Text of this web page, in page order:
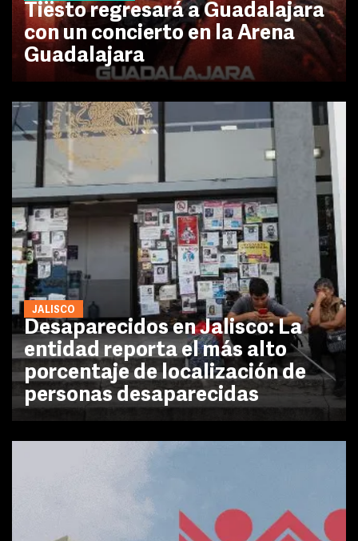
Tiësto regresará a Guadalajara
con un concierto en la Arena
Guadalajara
JALISCO
Desaparecidos en Jalisco: La
entidad reporta el más alto
porcentaje de localización de
personas desaparecidas